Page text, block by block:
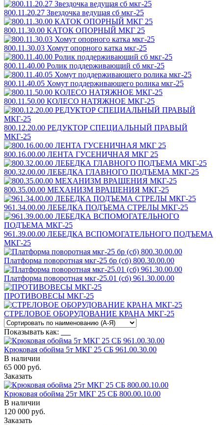
800.11.20.27 Звездочка ведущая сб мкг-25
800.11.30.00 КАТОК ОПОРНЫЙ МКГ 25
800.11.30.03 Хомут опорного катка мкг-25
800.11.40.00 Ролик поддерживающий сб мкг-25
800.11.40.05 Хомут поддерживающего ролика мкг-25
800.11.50.00 КОЛЕСО НАТЯЖНОЕ МКГ-25
800.12.20.00 РЕДУКТОР СПЕЦИАЛЬНЫЙ ПРАВЫЙ
МКГ-25
800.16.00.00 ЛЕНТА ГУСЕНИЧНАЯ МКГ 25
800.32.00.00 ЛЕБЕДКА ГЛАВНОГО ПОДЪЕМА МКГ-25
800.35.00.00 МЕХАНИЗМ ВРАЩЕНИЯ МКГ-25
961.34.00.00 ЛЕБЕДКА ПОДЪЕМА СТРЕЛЫ МКГ-25
961.39.00.00 ЛЕБЕДКА ВСПОМОГАТЕЛЬНОГО ПОДЪЕМА
МКГ-25
Платформа поворотная мкг-25 бр (сб) 800.30.00.00
Платформа поворотная мкг-25.01 (сб) 961.30.00.00
ПРОТИВОВЕСЫ МКГ-25
СТРЕЛОВОЕ ОБОРУДОВАНИЕ КРАНА МКГ-25
Показывать как:
Крюковая обойма 5т МКГ 25 СБ 961.00.30.00
В наличии
65 000 руб.
Заказать
Крюковая обойма 25т МКГ 25 СБ 800.00.10.00
В наличии
120 000 руб.
Заказать